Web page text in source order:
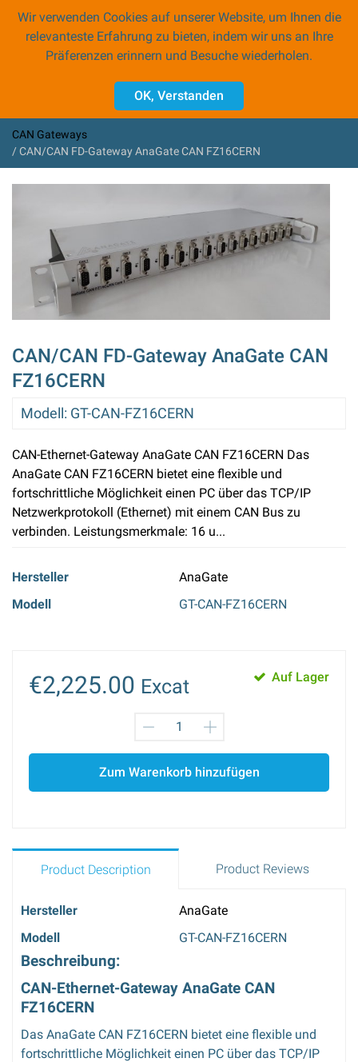
Zubehör
CAN Gateways
Programmiergeräte
0
CAN Gateways
CAN/CAN FD-Gateway AnaGate CAN FZ16CERN
CAN/CAN FD-Gateway AnaGate CAN
FZ16CERN
Modell: GT-CAN-FZ16CERN
CAN-Ethernet-Gateway AnaGate CAN FZ16CERN Das
AnaGate CAN FZ16CERN bietet eine flexible und
fortschrittliche Möglichkeit einen PC über das TCP/IP
Netzwerkprotokoll (Ethernet) mit einem CAN Bus zu
verbinden. Leistungsmerkmale: 16 u...
Hersteller
AnaGate
Modell
GT-CAN-FZ16CERN
€2,225.00 Excat Auf Lager
Zum Warenkorb hinzufügen
Product Description Product Reviews
Hersteller
AnaGate
Modell
GT-CAN-FZ16CERN
Beschreibung:
CAN-Ethernet-Gateway AnaGate CAN
FZ16CERN
Das AnaGate CAN FZ16CERN bietet eine flexible und
fortschrittliche Möglichkeit einen PC über das TCP/IP
Wir verwenden Cookies auf unserer Website, um Ihnen die
relevanteste Erfahrung zu bieten, indem wir uns an Ihre
Präferenzen erinnern und Besuche wiederholen.
OK, Verstanden